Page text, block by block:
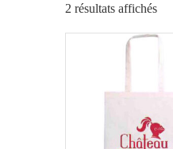
2 résultats affichésTrié
par